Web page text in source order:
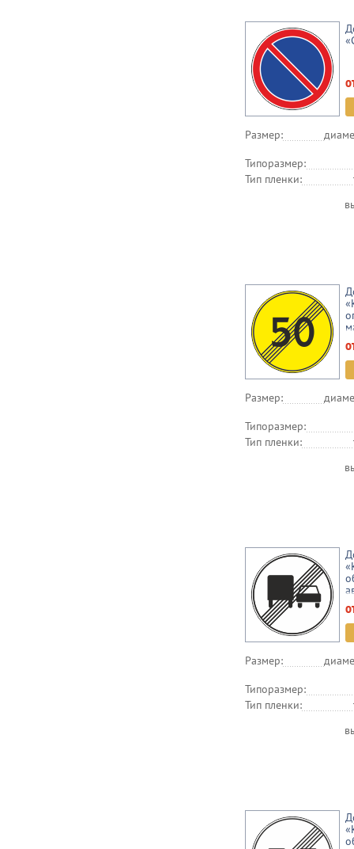
Размер:
Типоразмер:
Тип пленки:
Размер:
Типоразмер:
Тип пленки:
Размер:
Типоразмер:
Тип пленки: